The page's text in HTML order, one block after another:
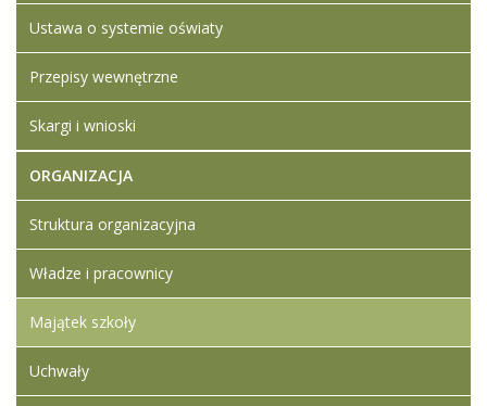
Ustawa o systemie oświaty
Przepisy wewnętrzne
Skargi i wnioski
ORGANIZACJA
Struktura organizacyjna
Władze i pracownicy
Majątek szkoły
Uchwały